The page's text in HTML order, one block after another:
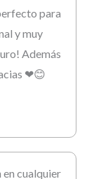
para
y muy
Además
❤😊
cualquier